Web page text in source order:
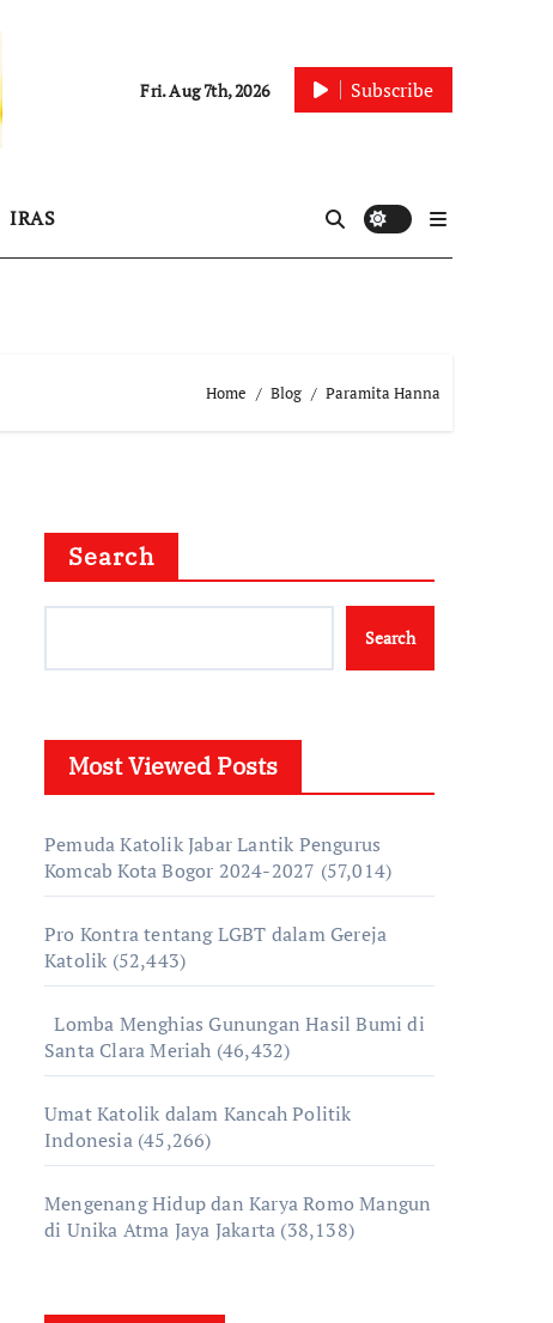
Fri. Aug 7th, 2026 Subscribe
IRAS
Home Blog Paramita Hanna
Search
Search
Most Viewed Posts
Pemuda Katolik Jabar Lantik Pengurus
Komcab Kota Bogor 2024-2027 (57,014)
Pro Kontra tentang LGBT dalam Gereja
Katolik (52,443)
Lomba Menghias Gunungan Hasil Bumi di
Santa Clara Meriah (46,432)
Umat Katolik dalam Kancah Politik
Indonesia (45,266)
Mengenang Hidup dan Karya Romo Mangun
di Unika Atma Jaya Jakarta (38,138)